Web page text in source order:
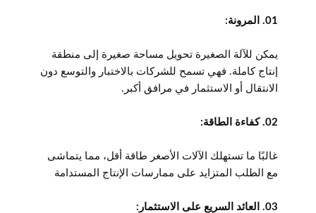
01. المرونة:
يمكن للآلة الصغيرة تحويل مساحة صغيرة إلى منطقة
إنتاج كاملة. فهي تسمح للشركات بالاختبار والتوسع دون
الانتقال أو الاستثمار في مرافق أكبر.
02. كفاءة الطاقة:
غالبًا ما تستهلك الآلات الأصغر طاقة أقل، مما يتماشى
مع الطلب المتزايد على ممارسات الإنتاج المستدامة
03. العائد السريع على الاستثمار: